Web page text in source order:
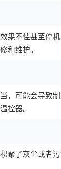
果不佳甚至停
和维护。
，可能会导致
控器。
聚了灰尘或者